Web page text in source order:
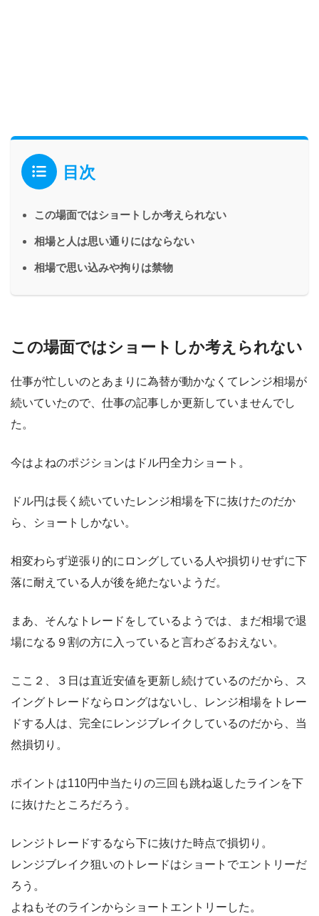
目次
この場面ではショートしか考えられない
相場と人は思い通りにはならない
相場で思い込みや拘りは禁物
この場面ではショートしか考えられない
仕事が忙しいのとあまりに為替が動かなくてレンジ相場が
続いていたので、仕事の記事しか更新していませんでし
た。
今はよねのポジションはドル円全力ショート。
ドル円は長く続いていたレンジ相場を下に抜けたのだか
ら、ショートしかない。
相変わらず逆張り的にロングしている人や損切りせずに下
落に耐えている人が後を絶たないようだ。
まあ、そんなトレードをしているようでは、まだ相場で退
場になる９割の方に入っていると言わざるおえない。
ここ２、３日は直近安値を更新し続けているのだから、ス
イングトレードならロングはないし、レンジ相場をトレー
ドする人は、完全にレンジブレイクしているのだから、当
然損切り。
ポイントは110円中当たりの三回も跳ね返したラインを下
に抜けたところだろう。
レンジトレードするなら下に抜けた時点で損切り。
レンジブレイク狙いのトレードはショートでエントリーだ
ろう。
よねもそのラインからショートエントリーした。